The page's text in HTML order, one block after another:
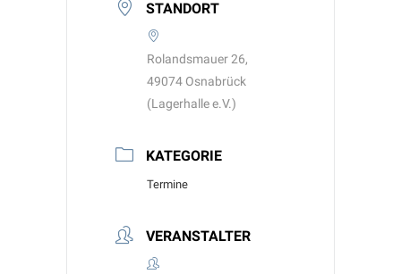
STANDORT
Rolandsmauer 26,
49074 Osnabrück
(Lagerhalle e.V.)
KATEGORIE
Termine
VERANSTALTER